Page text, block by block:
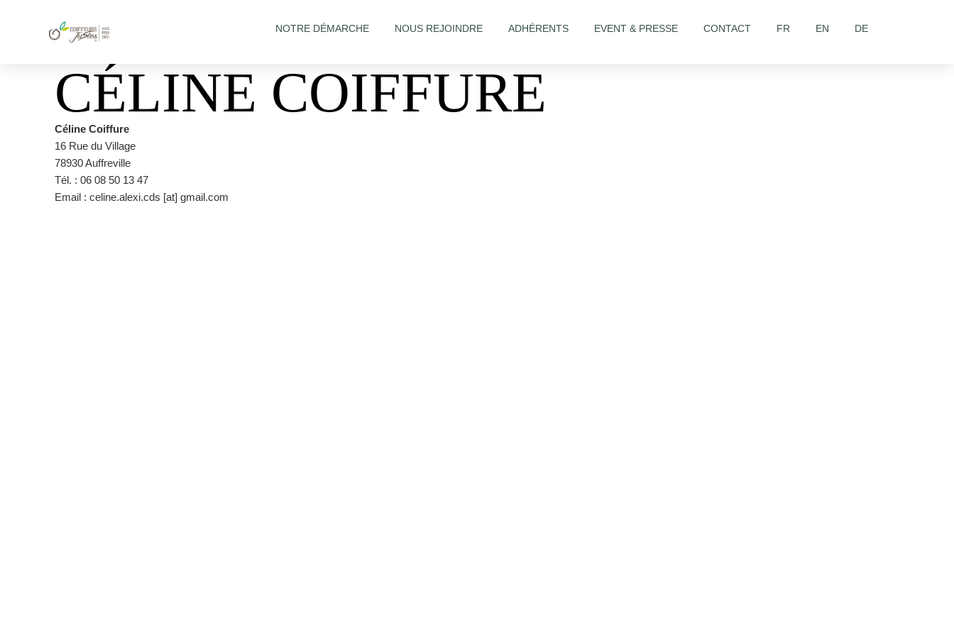
NOTRE DÉMARCHE NOUS REJOINDRE ADHÉRENTS EVENT & PRESSE CONTACT FR EN DE
CÉLINE COIFFURE
Céline Coiffure
16 Rue du Village
78930 Auffreville
Tél. : 06 08 50 13 47
Email : celine.alexi.cds [at] gmail.com